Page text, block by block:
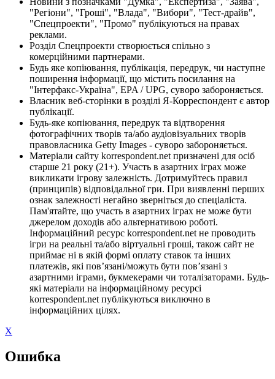
"Регіони", "Гроші", "Влада", "Вибори", "Тест-драйв",
"Спецпроекти", "Промо" публікуються на правах
реклами.
Розділ Спецпроекти створюється спільно з
комерційними партнерами.
Будь яке копіювання, публікація, передрук, чи наступне
поширення інформації, що містить посилання на
"Інтерфакс-Україна", EPA / UPG, суворо забороняється.
Власник веб-сторінки в розділі Я-Корреспондент є автор
публікації.
Будь-яке копіювання, передрук та відтворення
фотографічних творів та/або аудіовізуальних творів
правовласника Getty Images - суворо забороняється.
Матеріали сайту korrespondent.net призначені для осіб
старше 21 року (21+). Участь в азартних іграх може
викликати ігрову залежність. Дотримуйтесь правил
(принципів) відповідальної гри. При виявленні перших
ознак залежності негайно зверніться до спеціаліста.
Пам'ятайте, що участь в азартних іграх не може бути
джерелом доходів або альтернативою роботі.
Інформаційний ресурс korrespondent.net не проводить
ігри на реальні та/або віртуальні гроші, також сайт не
приймає ні в якій формі оплату ставок та інших
платежів, які пов’язані/можуть бути пов’язані з
азартними іграми, букмекерами чи тоталізаторами. Будь-
які матеріали на інформаційному ресурсі
korrespondent.net публікуються виключно в
інформаційних цілях.
X
Ошибка